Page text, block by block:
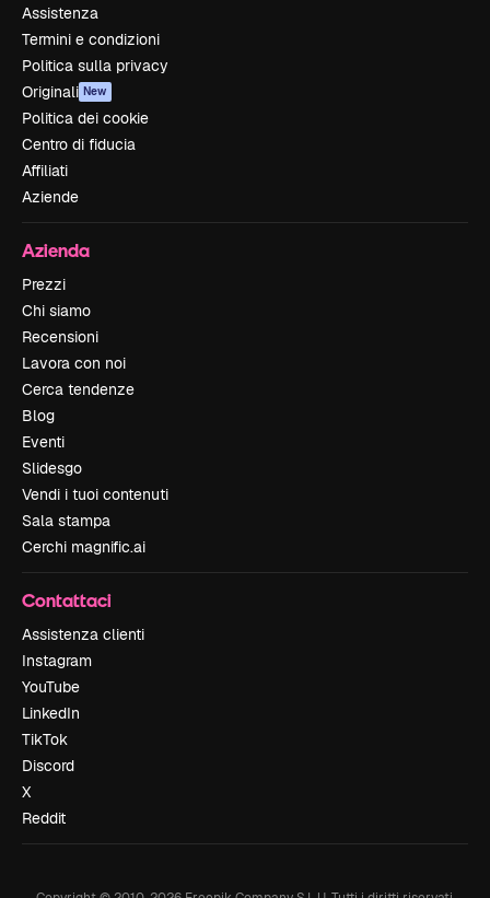
Assistenza
Termini e condizioni
Politica sulla privacy
Originali New
Politica dei cookie
Centro di fiducia
Affiliati
Aziende
Azienda
Prezzi
Chi siamo
Recensioni
Lavora con noi
Cerca tendenze
Blog
Eventi
Slidesgo
Vendi i tuoi contenuti
Sala stampa
Cerchi magnific.ai
Contattaci
Assistenza clienti
Instagram
YouTube
LinkedIn
TikTok
Discord
X
Reddit